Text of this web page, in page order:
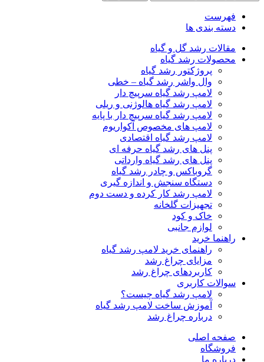
فهرست
دسته بندی ها
مقالات رشد گل و گیاه
محصولات رشد گیاه
پروژکتور رشد گیاه
وال واشر رشد گیاه – خطی
لامپ رشد گیاه سرپیچ دار
لامپ رشد گیاه هالوژنی و ریلی
لامپ رشد گیاه سرپیچ دار با پایه
لامپ های مخصوص آکواریوم
لامپ رشد گیاه اقتصادی
پنل های رشد گیاه حرفه ای
پنل های رشد گیاه وارداتی
گروباکس و چادر رشد گیاه
دستگاه سنجش و اندازه گیری
لامپ رشد کار کرده و دست دوم
تجهیزات گلخانه
خاک و کود
لوازم جانبی
راهنما خرید
راهنمای خرید لامپ رشد گیاه
مزایای چراغ رشد
کاربردهای چراغ رشد
سوالات کاربری
لامپ رشد گیاه چیست؟
آموزش ساخت لامپ رشد گیاه
درباره چراغ رشد
صفحه اصلی
فروشگاه
درباره ما